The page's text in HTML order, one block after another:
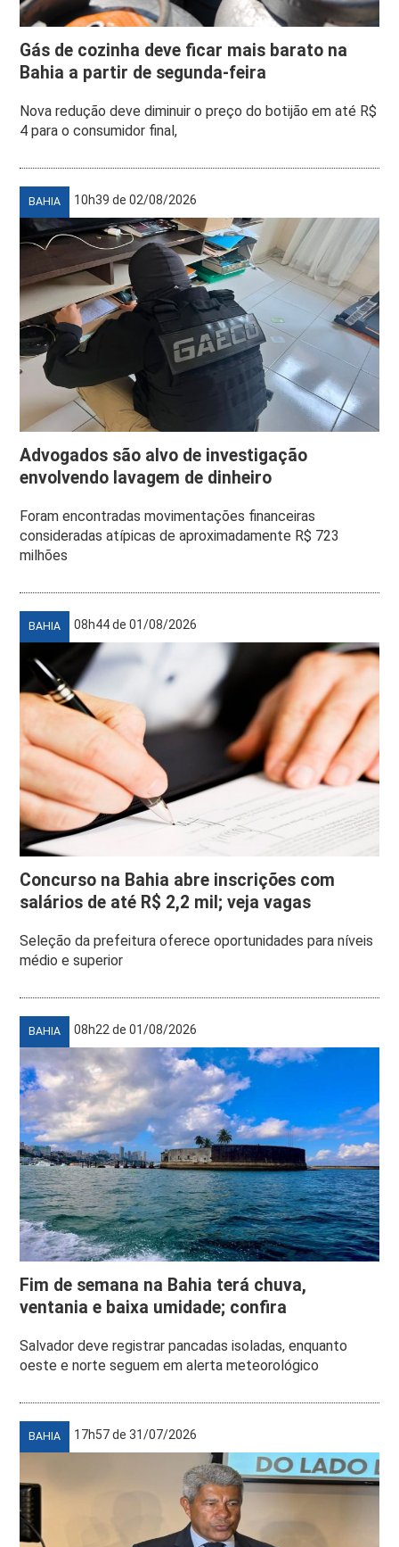
Gás de cozinha deve ficar mais barato na
Bahia a partir de segunda-feira
Nova redução deve diminuir o preço do botijão em até R$
4 para o consumidor final,
BAHIA 10h39 de 02/08/2026
Advogados são alvo de investigação
envolvendo lavagem de dinheiro
Foram encontradas movimentações financeiras
consideradas atípicas de aproximadamente R$ 723
milhões
BAHIA 08h44 de 01/08/2026
Concurso na Bahia abre inscrições com
salários de até R$ 2,2 mil; veja vagas
Seleção da prefeitura oferece oportunidades para níveis
médio e superior
BAHIA 08h22 de 01/08/2026
Fim de semana na Bahia terá chuva,
ventania e baixa umidade; confira
Salvador deve registrar pancadas isoladas, enquanto
oeste e norte seguem em alerta meteorológico
BAHIA 17h57 de 31/07/2026